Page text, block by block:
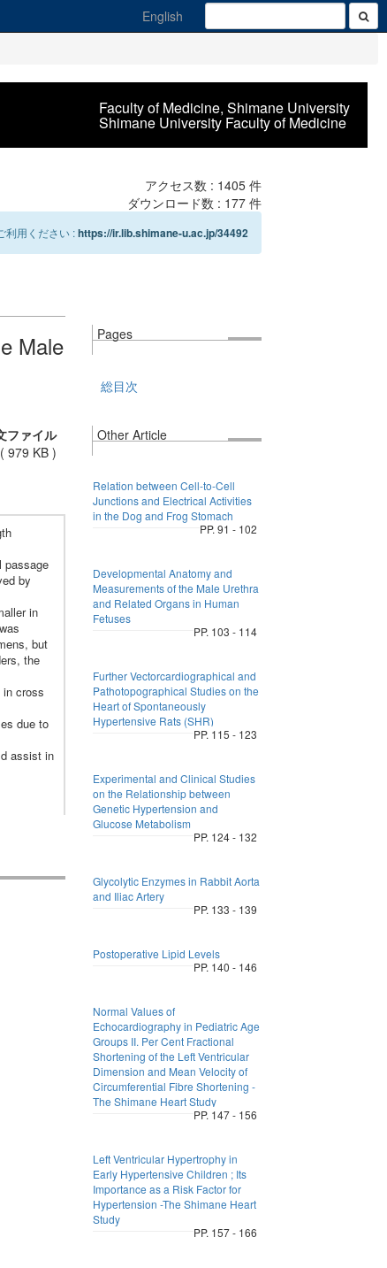
English
Faculty of Medicine, Shimane University
Shimane University Faculty of Medicine
アクセス数 : 1405件
ダウンロード数 : 177件
利用ください :https://ir.lib.shimane-u.ac.jp/34492
Male
ファイル
(979 KB )
passage
by
in
but
the
in cross
due to
assist in
Pages
総目次
Other Article
Relation between Cell-to-Cell
Junctions and Electrical Activities
in the Dog and Frog Stomach
PP. 91 - 102
Developmental Anatomy and
Measurements of the Male Urethra
and Related Organs in Human
Fetuses
PP. 103 - 114
Further Vectorcardiographical and
Pathotopographical Studies on the
Heart of Spontaneously
Hypertensive Rats (SHR)
PP. 115 - 123
Experimental and Clinical Studies
on the Relationship between
Genetic Hypertension and
Glucose Metabolism
PP. 124 - 132
Glycolytic Enzymes in Rabbit Aorta
and Iliac Artery
PP. 133 - 139
Postoperative Lipid Levels
PP. 140 - 146
Normal Values of
Echocardiography in Pediatric Age
Groups II. Per Cent Fractional
Shortening of the Left Ventricular
Dimension and Mean Velocity of
Circumferential Fibre Shortening -
The Shimane Heart Study
PP. 147 - 156
Left Ventricular Hypertrophy in
Early Hypertensive Children ; Its
Importance as a Risk Factor for
Hypertension -The Shimane Heart
Study
PP. 157 - 166